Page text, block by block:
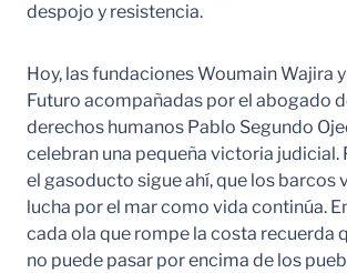
despojo y resistencia.
Hoy, las fundaciones Woumain Wajira
Futuro acompañadas por el abogado
derechos humanos Pablo Segundo
celebran una pequeña victoria judicial.
el gasoducto sigue ahí, que los barcos
lucha por el mar como vida continúa.
cada ola que rompe la costa recuerda
no puede pasar por encima de los